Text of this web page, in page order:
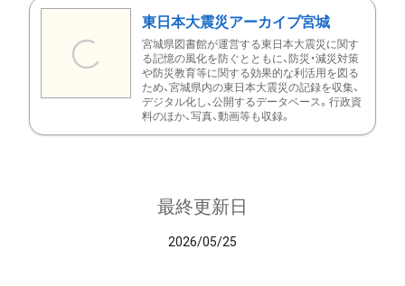
東日本大震災アーカイブ宮城
宮城県図書館が運営する東日本大震災に関す
る記憶の風化を防ぐとともに、防災・減災対策
や防災教育等に関する効果的な利活用を図る
ため、宮城県内の東日本大震災の記録を収集、
デジタル化し、公開するデータベース。行政資
料のほか、写真、動画等も収録。
最終更新日
2026/05/25